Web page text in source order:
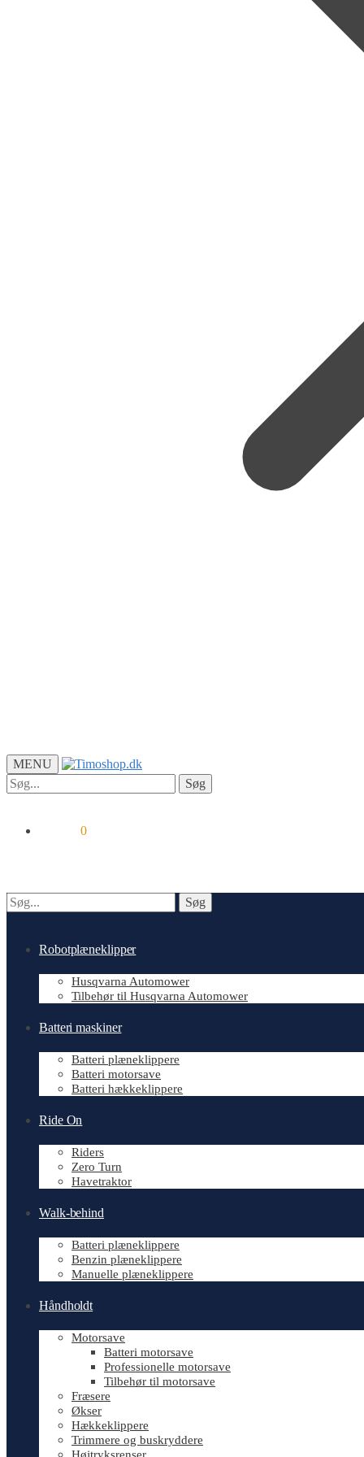
MENU
Søg
efter:
Søg
0
Søg
efter:
Søg
Robotplæneklipper
Husqvarna Automower
Tilbehør til Husqvarna Automower
Batteri maskiner
Batteri plæneklippere
Batteri motorsave
Batteri hækkeklippere
Ride On
Riders
Zero Turn
Havetraktor
Walk-behind
Batteri plæneklippere
Benzin plæneklippere
Manuelle plæneklippere
Håndholdt
Motorsave
Batteri motorsave
Professionelle motorsave
Tilbehør til motorsave
Fræsere
Økser
Hækkeklippere
Trimmere og buskryddere